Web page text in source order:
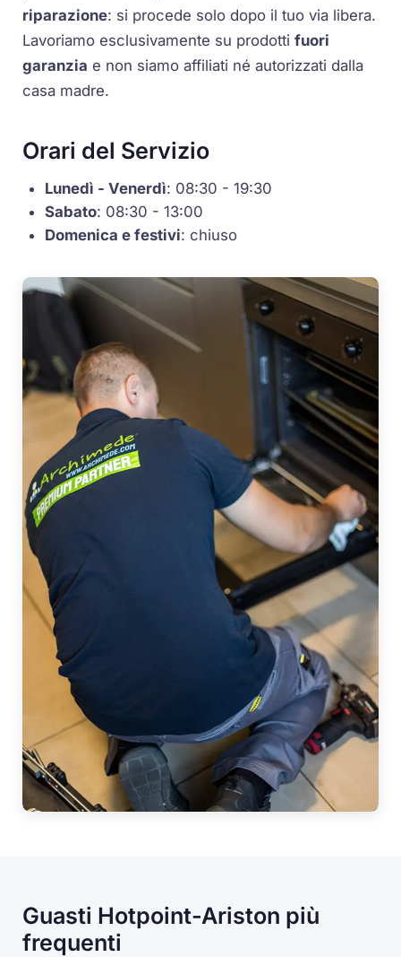
riparazione: si procede solo dopo il tuo via libera.
Lavoriamo esclusivamente su prodottifuori
garanzia e non siamo affiliati né autorizzati dalla
casa madre.
Orari del Servizio
Lunedì - Venerdì: 08:30 - 19:30
Sabato: 08:30 - 13:00
Domenica e festivi: chiuso
Guasti Hotpoint-Ariston più
frequenti